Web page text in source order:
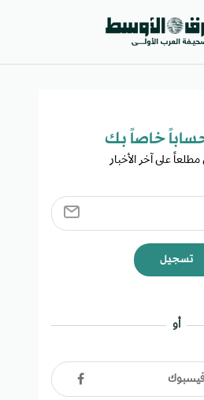
خاصاً بك​
على آخر الأخبار
تسجيل
أو